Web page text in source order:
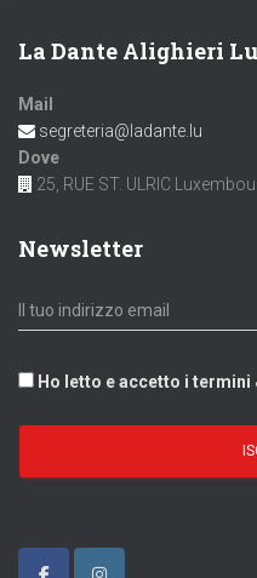
La Dante Alighieri
Mail
segreteria@ladante.lu
Dove
25, RUE ST. ULRIC
Newsletter
Ho letto e accetto i